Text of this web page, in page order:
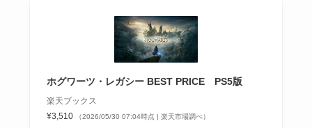
ホグワーツ・レガシー BEST PRICE PS5版
楽天ブックス
¥3,510
（2026/05/30 07:04時点 | 楽天市場調べ）